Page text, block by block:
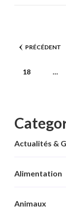
PRÉCÉDENT
PAGE
18 …
Actualités &
Alimentation
Animaux